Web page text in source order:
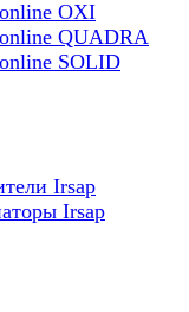
OXI
QUADRA
SOLID
Irsap
Irsap